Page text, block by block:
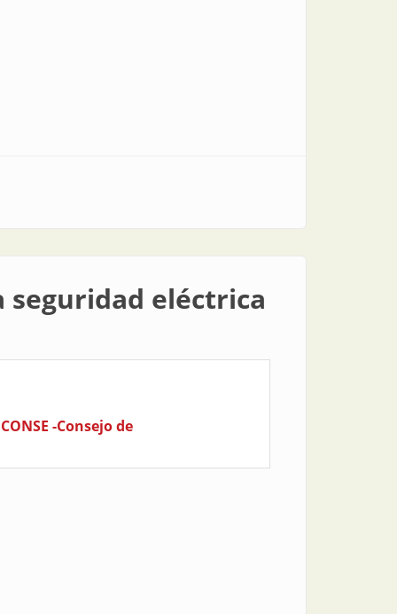
eléctrica
-Consejo de